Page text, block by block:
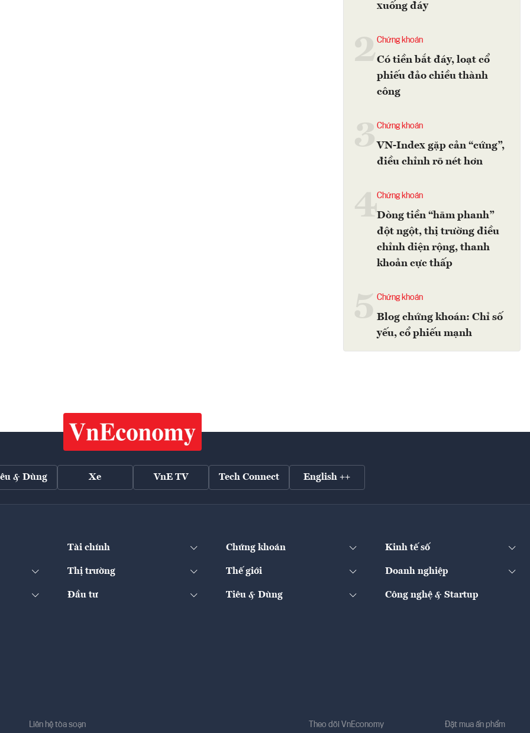
xuống đáy
2Chứng khoán
Có tiền bắt đáy, loạt cổ
phiếu đảo chiều thành
công
Chứng khoán
VN-Index gặp cản “cứng”,
điều chỉnh rõ nét hơn
4Chứng khoán
Dòng tiền “hãm phanh”
đột ngột, thị trường điều
chỉnh diện rộng, thanh
khoản cực thấp
Chứng khoán
Blog chứng khoán: Chỉ số
yếu, cổ phiếu mạnh
& Dùng Xe VnE TV Tech Connect English ++
Tài chính Chứng khoán Kinh tế số
Thị trường Thế giới Doanh nghiệp
Đầu tư Tiêu & Dùng Công nghệ & Startup
Liên hệ tòa soạn Theo dõi VnEconomy Đặt mua ấn phẩm